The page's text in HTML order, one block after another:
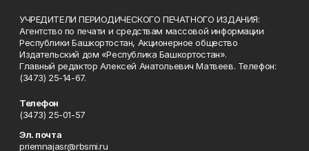
УЧРЕДИТЕЛИ ПЕРИОДИЧЕСКОГО ПЕЧАТНОГО ИЗДАНИЯ:
Агентство по печати и средствам массовой информации
Республики Башкортостан, Акционерное общество
Издательский дом «Республика Башкортостан».
Главный редактор Алексей Анатольевич Матвеев. Телефон:
(3473) 25-14-67.
Телефон
(3473) 25-01-57
Эл. почта
priemnajasr@rbsmi.ru